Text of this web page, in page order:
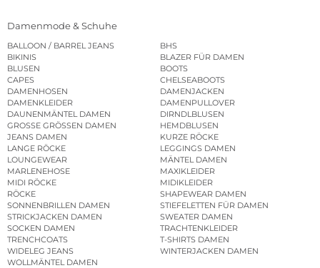
Damenmode & Schuhe
BALLOON / BARREL JEANS
BHS
BIKINIS
BLAZER FÜR DAMEN
BLUSEN
BOOTS
CAPES
CHELSEABOOTS
DAMENHOSEN
DAMENJACKEN
DAMENKLEIDER
DAMENPULLOVER
DAUNENMÄNTEL DAMEN
DIRNDLBLUSEN
GROSSE GRÖSSEN DAMEN
HEMDBLUSEN
JEANS DAMEN
KURZE RÖCKE
LANGE RÖCKE
LEGGINGS DAMEN
LOUNGEWEAR
MÄNTEL DAMEN
MARLENEHOSE
MAXIKLEIDER
MIDI RÖCKE
MIDIKLEIDER
RÖCKE
SHAPEWEAR DAMEN
SONNENBRILLEN DAMEN
STIEFELETTEN FÜR DAMEN
STRICKJACKEN DAMEN
SWEATER DAMEN
SOCKEN DAMEN
TRACHTENKLEIDER
TRENCHCOATS
T-SHIRTS DAMEN
WIDELEG JEANS
WINTERJACKEN DAMEN
WOLLMÄNTEL DAMEN